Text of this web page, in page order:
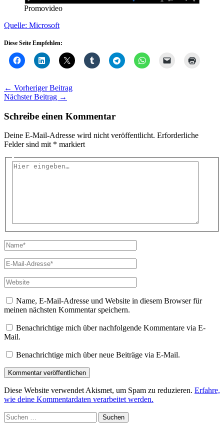
Promovideo
Quelle: Microsoft
Diese Seite Empfehlen:
← Vorheriger Beitrag
Nächster Beitrag →
Schreibe einen Kommentar
Deine E-Mail-Adresse wird nicht veröffentlicht. Erforderliche
Felder sind mit * markiert
Hier
Name*
E-
Mail-
Adresse*
Website
Name, E-Mail-Adresse und Website in diesem Browser für
meinen nächsten Kommentar speichern.
Benachrichtige mich über nachfolgende Kommentare via E-
Mail.
Benachrichtige mich über neue Beiträge via E-Mail.
Diese Website verwendet Akismet, um Spam zu reduzieren. Erfahre,
wie deine Kommentardaten verarbeitet werden.
Suchen
nach: